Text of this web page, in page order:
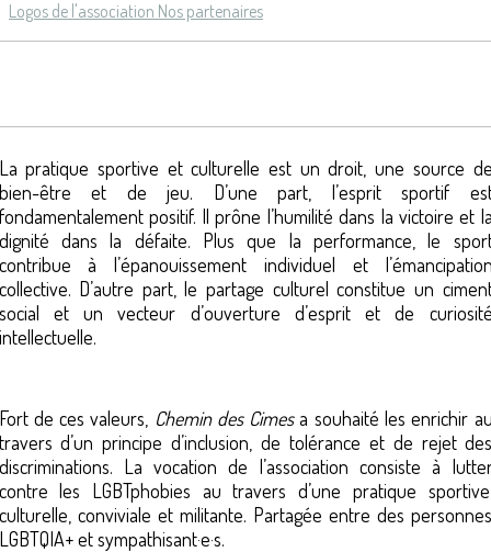
Logos de l'association Nos partenaires
pratique sportive et culturelle est un droit, une source
être et de jeu. D’une part, l’esprit sportif
positif. Il prône l’humilité dans la victoire et
dans la défaite. Plus que la performance, le
à l’épanouissement individuel et
D’autre part, le partage culturel constitue un
et un vecteur d’ouverture d’esprit et de
de ces valeurs, Chemin des Cimesa souhaité les enrichir
d’un principe d’inclusion, de tolérance et de rejet
La vocation de l’association consiste à
les LGBTphobies au travers d’une pratique
conviviale et militante. Partagée entre des
et sympathisant·e·s.